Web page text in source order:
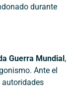
durante
Guerra Mundial ,
Ante el
autoridades